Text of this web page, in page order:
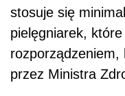
stosuje się
pielęgniarek,
przez Ministra